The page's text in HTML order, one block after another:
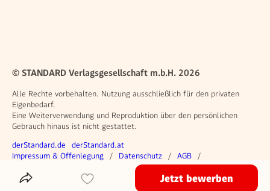
Das Inserat Teilen Jetzt bewerben
© STANDARD Verlagsgesellschaft m.b.H. 2026
Alle Rechte vorbehalten. Nutzung ausschließlich für den privaten
Eigenbedarf.
Eine Weiterverwendung und Reproduktion über den persönlichen
Gebrauch hinaus ist nicht gestattet.
Weitere Angebote
derStandard.de derStandard.at
Rechtliches
Impressum & Offenlegung Datenschutz
AGB